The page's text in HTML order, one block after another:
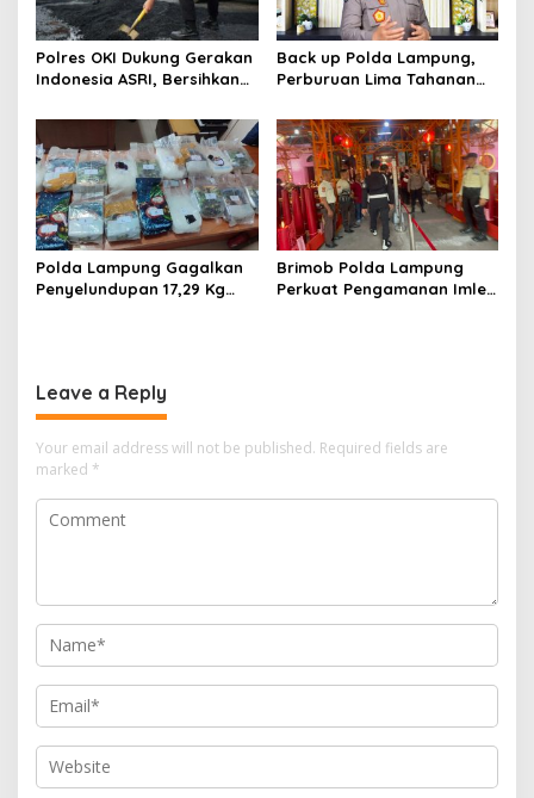
Polres OKI Dukung Gerakan
Indonesia ASRI, Bersihkan
Jalan Berlubang
Back up Polda Lampung,
Perburuan Lima Tahanan
Dipersempit: Ruang Gerak
Pelarian Kian Terkepung
Polda Lampung Gagalkan
Penyelundupan 17,29 Kg
Brimob Polda Lampung
Perkuat Pengamanan Imlek
Leave a Reply
Your email address will not be published. Required fields are
marked *